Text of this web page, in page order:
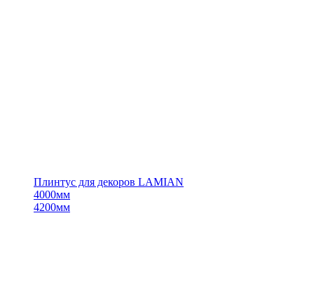
Плинтус для декоров LAMIAN
4000мм
4200мм